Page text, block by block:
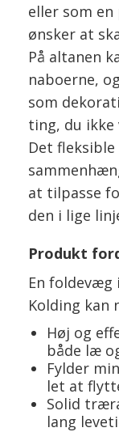
eller som
ønsker at
På altanen
naboerne,
som
ting, du ikke
Det
at tilpasse
den i lige
Produkt
En foldevæg
Kolding kan
Høj og
både læ
Fylder
let at
Solid
lang